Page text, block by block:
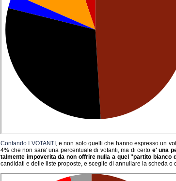
Contando I VOTANTI , e non solo quelli che hanno espresso un
4% che non sara' una percentuale di votanti, ma di certo e' una
talmente impoverita da non offrire nulla a quel "partito bianco
candidati e delle liste proposte, e sceglie di annullare la scheda o